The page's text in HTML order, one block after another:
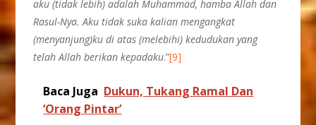
aku (tidak lebih) adalah Muhammad, hamba Allah dan
Rasul-Nya. Aku tidak suka kalian mengangkat
(menyanjung)ku di atas (melebihi) kedudukan yang
telah Allah berikan kepadaku.”[9]
Baca Juga Dukun, Tukang Ramal Dan
‘Orang Pintar’